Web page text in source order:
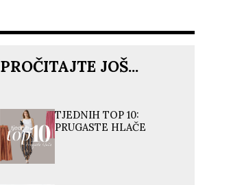
PROČITAJTE JOŠ...
TJEDNIH TOP 10:
PRUGASTE HLAČE